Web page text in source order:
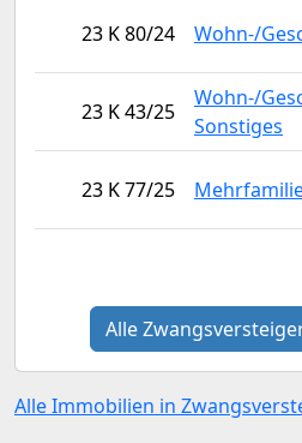
23 K 80/24 Wohn-/
23 K 43/25
Wohn-/
Sonstiges
23 K 77/25
Alle
Alle Immobilien in